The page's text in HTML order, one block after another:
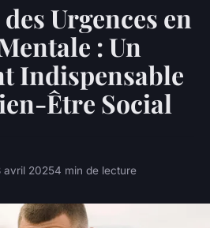
Urgences en
: Un
Indispensable
Être Social
avril 20254 min de lecture